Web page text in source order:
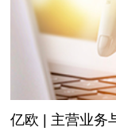
亿欧 | ​主营业务